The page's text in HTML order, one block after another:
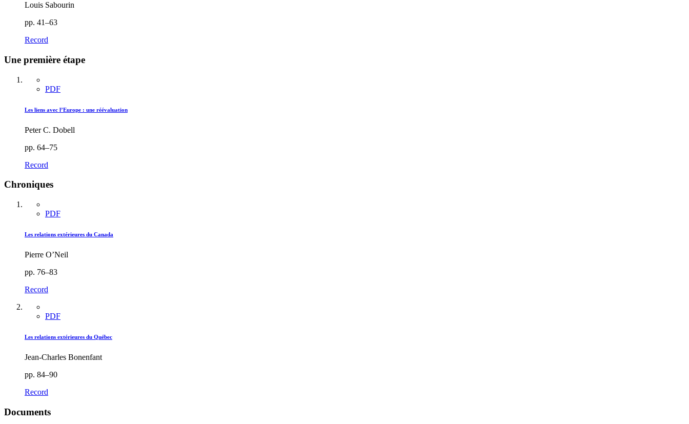
Louis Sabourin
pp. 41–63
Record
Une première étape
PDF
Les liens avec l’Europe : une réévaluation
Peter C. Dobell
pp. 64–75
Record
Chroniques
PDF
Les relations extérieures du Canada
Pierre O’Neil
pp. 76–83
Record
PDF
Les relations extérieures du Québec
Jean-Charles Bonenfant
pp. 84–90
Record
Documents